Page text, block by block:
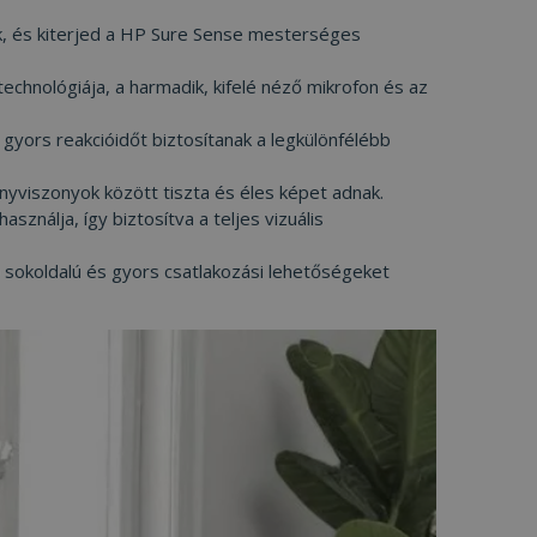
kiterjed a HP Sure Sense mesterséges
a harmadik, kifelé néző mikrofon és az
reakcióidőt biztosítanak a legkülönfélébb
között tiszta és éles képet adnak.
így biztosítva a teljes vizuális
és gyors csatlakozási lehetőségeket
cookie
és magánéleti
való
a jövőbeni
a
cookie-k
hez - amely
elemzési
kliens
és a
egyedi
számos
nyomon